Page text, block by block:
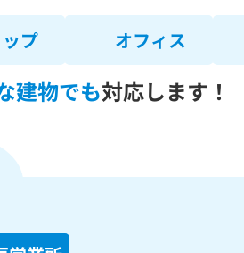
プ オフィス
建物でも対応します！